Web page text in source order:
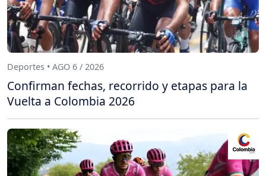
Deportes • AGO 6 / 2026
Confirman fechas, recorrido y etapas para la
Vuelta a Colombia 2026